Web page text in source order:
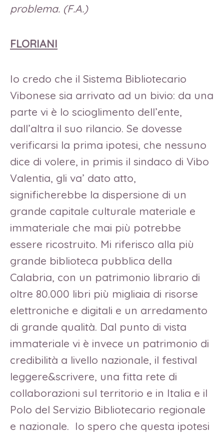
problema. (F.A.)
FLORIANI
Io credo che il Sistema Bibliotecario
Vibonese sia arrivato ad un bivio: da una
parte vi è lo scioglimento dell’ente,
dall’altra il suo rilancio. Se dovesse
verificarsi la prima ipotesi, che nessuno
dice di volere, in primis il sindaco di Vibo
Valentia, gli va’ dato atto,
significherebbe la dispersione di un
grande capitale culturale materiale e
immateriale che mai più potrebbe
essere ricostruito. Mi riferisco alla più
grande biblioteca pubblica della
Calabria, con un patrimonio librario di
oltre 80.000 libri più migliaia di risorse
elettroniche e digitali e un arredamento
di grande qualità. Dal punto di vista
immateriale vi è invece un patrimonio di
credibilità a livello nazionale, il festival
leggere&scrivere, una fitta rete di
collaborazioni sul territorio e in Italia e il
Polo del Servizio Bibliotecario regionale
e nazionale. Io spero che questa ipotesi